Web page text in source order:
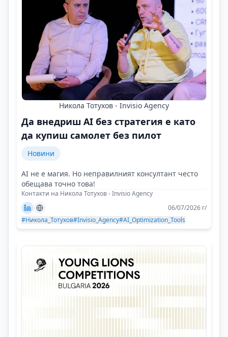
Никола Тотухов - Invisio Agency
Да внедриш AI без стратегия е като
да купиш самолет без пилот
Новини
AI не е магия. Но неправилният консултант често
обещава точно това!
Контакти на Никола Тотухов - Invisio Agency
06/07/2026 г/
#Никола_Тотухов#Invisio_Agency#AI_Optimization_Tools